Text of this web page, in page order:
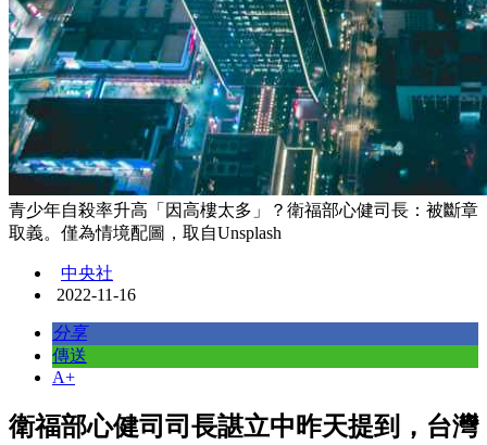
青少年自殺率升高「因高樓太多」？衛福部心健司長：被斷章
取義。僅為情境配圖，取自Unsplash
中央社
2022-11-16
分享
傳送
A+
衛福部心健司司長諶立中昨天提到，台灣